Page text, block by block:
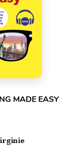
MADE EASY